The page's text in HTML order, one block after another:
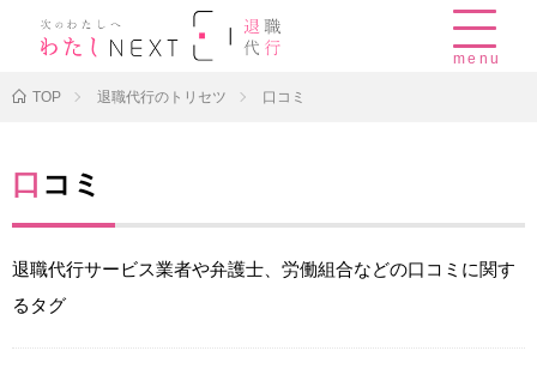
menu
TOP 退職代行のトリセツ 口コミ
口コミ
退職代行サービス業者や弁護士、労働組合などの口コミに関す
るタグ